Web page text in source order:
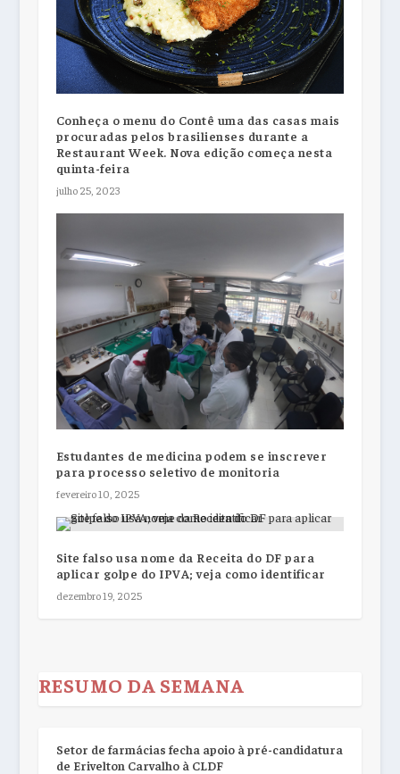
Conheça o menu do Contê uma das casas mais
procuradas pelos brasilienses durante a
Restaurant Week. Nova edição começa nesta
quinta-feira
julho 25, 2023
Estudantes de medicina podem se inscrever
para processo seletivo de monitoria
fevereiro 10, 2025
Site falso usa nome da Receita do DF para
aplicar golpe do IPVA; veja como identificar
dezembro 19, 2025
RESUMO DA SEMANA
Setor de farmácias fecha apoio à pré-candidatura
de Erivelton Carvalho à CLDF